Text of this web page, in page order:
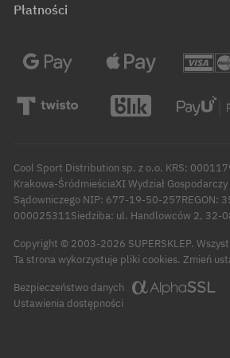
Płatności
Cool Sport Distribution sp. z o.o. KRS:
Krakowa-ŚródmieściaXI Wydział
Sądowniczego NIP: 677-19-50-257REGON:
000025311Siedziba: ul. Handlowców 2, 32-
Copyright © 2003-2026 SUPERSKLEP.
Ta strona wykorzystuje pliki cookies. Zmień
Bezpieczeństwo danych
Ustawienia dostępności